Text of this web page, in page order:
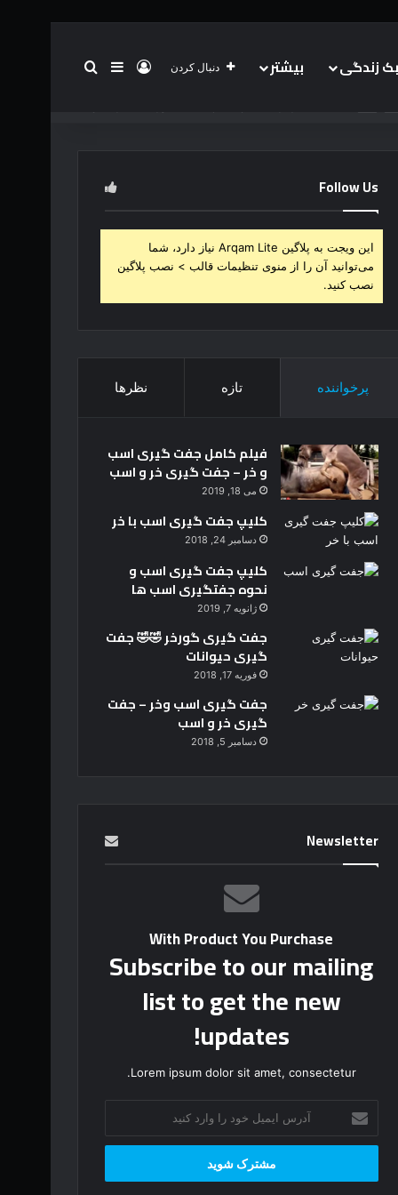
زندگی بیشتر دنبال کردن ورود سایدبار
Follow Us
این ویجت به پلاگین Arqam Lite نیاز دارد، شما
می‌توانید آن را از منوی تنظیمات قالب > نصب پلاگین
نصب کنید.
پرخواننده تازه نظرها
فیلم کامل جفت گیری اسب
و خر – جفت گیری خر و اسب
می 18, 2019
کلیپ جفت گیری اسب با خر
دسامبر 24, 2018
کلیپ جفت گیری اسب و
نحوه جفتگیری اسب ها
ژانویه 7, 2019
جفت گیری گورخر 🤣🤣 جفت
گیری حیوانات
فوریه 17, 2018
جفت گیری اسب وخر – جفت
گیری خر و اسب
دسامبر 5, 2018
Newsletter
With Product You Purchase
Subscribe to our mailing
list to get the new
updates!
Lorem ipsum dolor sit amet, consectetur.
ر
ا